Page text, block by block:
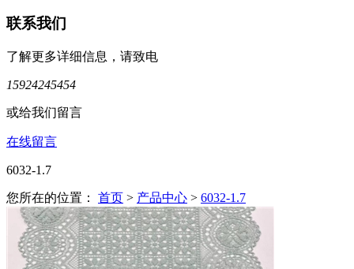
联系我们
了解更多详细信息，请致电
15924245454
或给我们留言
在线留言
6032-1.7
您所在的位置： 首页 > 产品中心 > 6032-1.7